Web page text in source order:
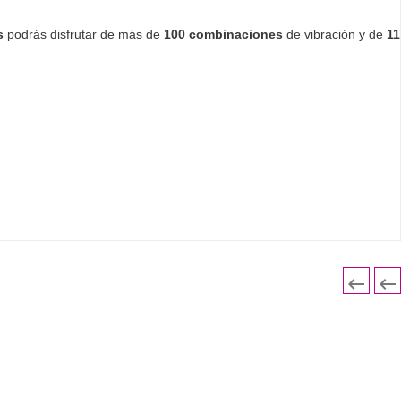
podrás disfrutar de más de 100 combinaciones de vibración y de 11
 